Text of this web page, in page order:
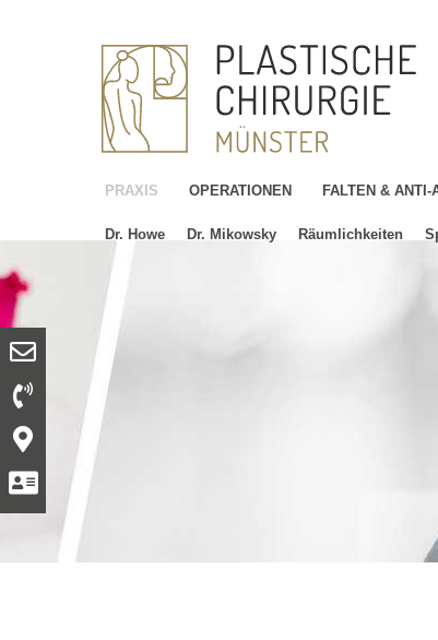
PRAXIS OPERATIONEN FALTEN & ANTI-
Dr. Howe Dr. Mikowsky Räumlichkeiten